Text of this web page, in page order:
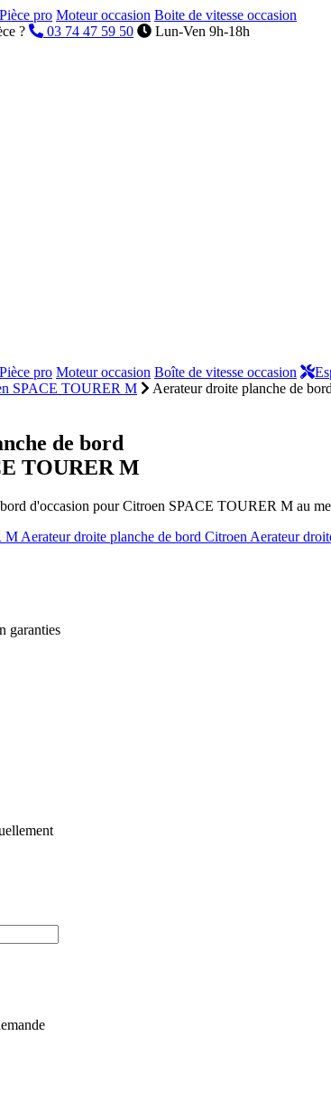
Pièce pro Moteur occasion Boite de vitesse occasion
?
03 74 47 59 50 Lun-Ven 9h-18h
Pièce pro Moteur occasion Boîte de vitesse occasion
SPACE TOURER M
Aerateur droite planche de bord
de bord
TOURER M
d'occasion pour Citroen SPACE TOURER M au
M Aerateur droite planche de bord Citroen Aerateur
garanties